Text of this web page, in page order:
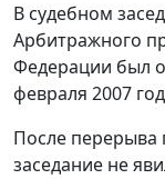
В судебном
Арбитражного
Федерации был
февраля 2007
После перерыва
заседание не